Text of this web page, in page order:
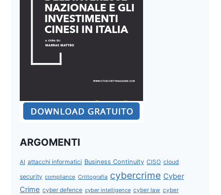
ARGOMENTI
AI attacchi informatici Business Continuity CISO cloud
security compliance Crittografia cybercrime Cyber
Crime cyber defence cyber intelligence cyber law cyber